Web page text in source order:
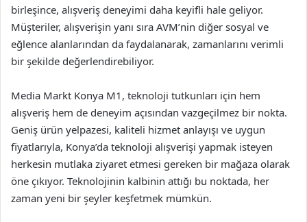
birleşince, alışveriş deneyimi daha keyifli hale geliyor.
Müşteriler, alışverişin yanı sıra AVM’nin diğer sosyal ve
eğlence alanlarından da faydalanarak, zamanlarını verimli
bir şekilde değerlendirebiliyor.
Media Markt Konya M1, teknoloji tutkunları için hem
alışveriş hem de deneyim açısından vazgeçilmez bir nokta.
Geniş ürün yelpazesi, kaliteli hizmet anlayışı ve uygun
fiyatlarıyla, Konya’da teknoloji alışverişi yapmak isteyen
herkesin mutlaka ziyaret etmesi gereken bir mağaza olarak
öne çıkıyor. Teknolojinin kalbinin attığı bu noktada, her
zaman yeni bir şeyler keşfetmek mümkün.